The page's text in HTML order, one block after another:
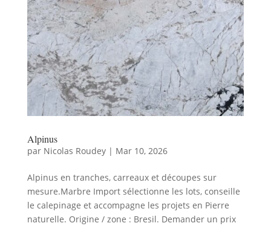
Alpinus
par Nicolas Roudey| Mar 10, 2026
Alpinus en tranches, carreaux et découpes sur
mesure.Marbre Import sélectionne les lots, conseille
le calepinage et accompagne les projets en Pierre
naturelle. Origine / zone : Bresil. Demander un prix